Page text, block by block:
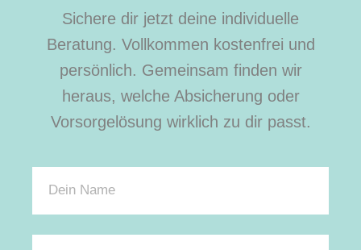
Sichere dir jetzt deine individuelle
Beratung. Vollkommen kostenfrei und
persönlich. Gemeinsam finden wir
heraus, welche Absicherung oder
Vorsorgelösung wirklich zu dir passt.